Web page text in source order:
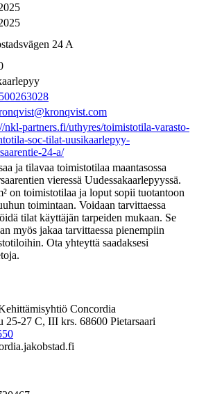
24 A
nkl-partners.fi/uthyres/toimistotila-varasto-
soc-tilat-uusikaarlepyy-
24-a/
ja tilavaa toimistotilaa maantasossa
vieressä Uudessakaarlepyyssä.
on toimistotilaa ja loput sopii tuotantoon
toimintaan. Voidaan tarvittaessa
tilat käyttäjän tarpeiden mukaan. Se
myös jakaa tarvittaessa pienempiin
Ota yhteyttä saadaksesi
Concordia
25-27 C, III krs. 68600 Pietarsaari